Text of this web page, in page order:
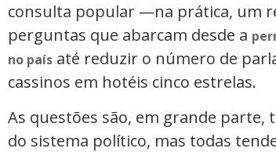
consulta popular —na prática, um
perguntas que abarcam desde a
no país até reduzir o número de
cassinos em hotéis cinco estrelas.
As questões são, em grande parte,
do sistema político, mas todas